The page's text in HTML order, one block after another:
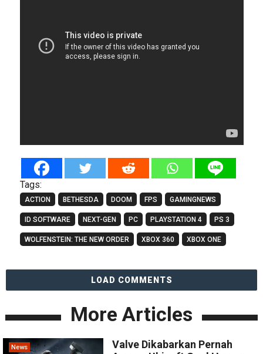
Tags:
ACTION BETHESDA DOOM FPS GAMINGNEWS
ID SOFTWARE NEXT-GEN PC PLAYSTATION 4 PS 3
WOLFENSTEIN: THE NEW ORDER XBOX 360 XBOX ONE
LOAD COMMENTS
More Articles
News
Valve Dikabarkan Pernah